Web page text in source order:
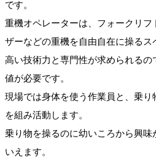
です。
重機オペレーターは、フォークリ
ザーなどの重機を自由自在に操るス
高い技術力と専門性が求められる
値が必要です。
現場では身体を使う作業員と、乗
を組み活動します。
乗り物を操るのに幼いころから興味
いえます。